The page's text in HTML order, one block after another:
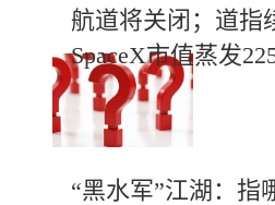
航道将关闭；道指
SpaceX市值蒸发
“黑水军”江湖：指